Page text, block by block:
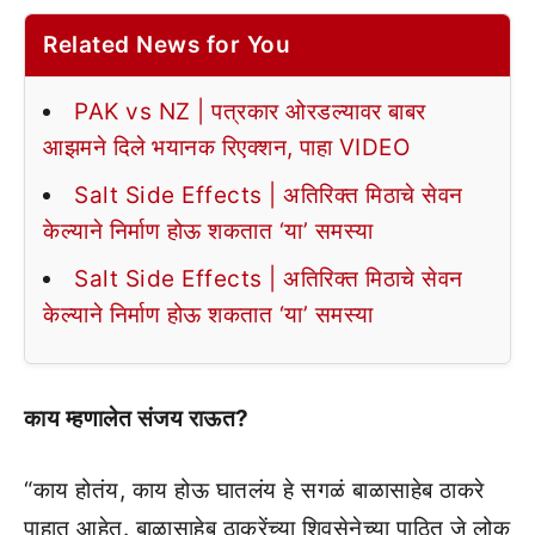
Related News for You
PAK vs NZ | पत्रकार ओरडल्यावर बाबर
आझमने दिले भयानक रिएक्शन, पाहा VIDEO
Salt Side Effects | अतिरिक्त मिठाचे सेवन
केल्याने निर्माण होऊ शकतात ‘या’ समस्या
Salt Side Effects | अतिरिक्त मिठाचे सेवन
केल्याने निर्माण होऊ शकतात ‘या’ समस्या
काय म्हणालेत संजय राऊत?
“काय होतंय, काय होऊ घातलंय हे सगळं बाळासाहेब ठाकरे
पाहात आहेत. बाळासाहेब ठाकरेंच्या शिवसेनेच्या पाठित जे लोक